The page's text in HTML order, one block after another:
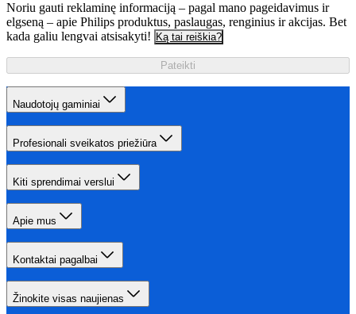
Noriu gauti reklaminę informaciją – pagal mano pageidavimus ir
elgseną – apie Philips produktus, paslaugas, renginius ir akcijas. Bet
kada galiu lengvai atsisakyti! Ką tai reiškia?
Pateikti
Naudotojų gaminiai
Profesionali sveikatos priežiūra
Kiti sprendimai verslui
Apie mus
Kontaktai pagalbai
Žinokite visas naujienas